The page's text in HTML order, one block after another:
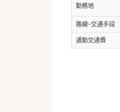
勤務地
路線・交通手段
通勤交通費